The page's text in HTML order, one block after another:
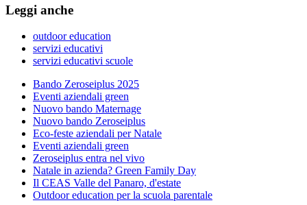
Leggi anche
outdoor education
servizi educativi
servizi educativi scuole
Bando Zeroseiplus 2025
Eventi aziendali green
Nuovo bando Maternage
Nuovo bando Zeroseiplus
Eco-feste aziendali per Natale
Eventi aziendali green
Zeroseiplus entra nel vivo
Natale in azienda? Green Family Day
Il CEAS Valle del Panaro, d'estate
Outdoor education per la scuola parentale